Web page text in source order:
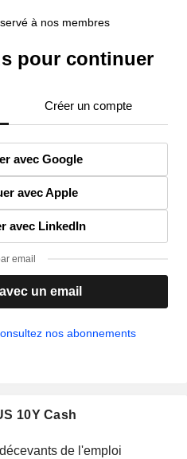
à nos membres
pour continuer
Créer un compte
avec Google
avec Apple
avec LinkedIn
email
un email
nos abonnements
10Y Cash
de l'emploi